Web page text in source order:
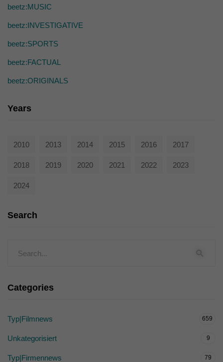
beetz:MUSIC
beetz:INVESTIGATIVE
beetz:SPORTS
beetz:FACTUAL
beetz:ORIGINALS
Years
2010 2013 2014 2015 2016 2017
2018 2019 2020 2021 2022 2023
2024
Search
Categories
Typ|Filmnews 659
Unkategorisiert 9
Typ|Firmennews 79
standardmäßig blockiert. Wenn Cookies von externen Medien akzeptiert
mehr.
powered by Borlabs Cookie